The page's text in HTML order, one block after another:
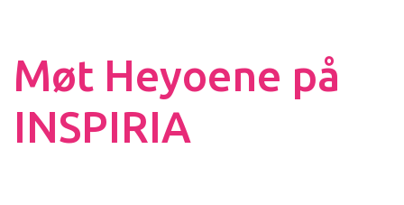
Møt Heyoene på
INSPIRIA